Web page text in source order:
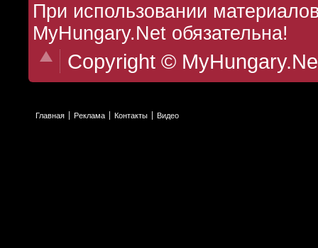
При использовании
MyHungary.Net обязательна!
Copyright ©
Главная Реклама Контакты Видео